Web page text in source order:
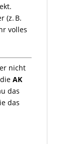
(z. B.
volles
nicht
AK
das
das